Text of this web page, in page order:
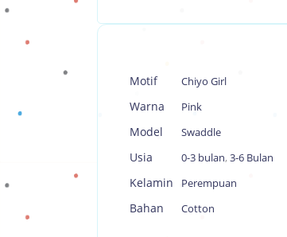
Motif Chiyo Girl
Warna Pink
Model Swaddle
Usia 0-3 bulan, 3-6 Bulan
Kelamin Perempuan
Bahan Cotton